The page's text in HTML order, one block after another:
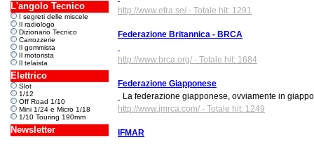
L'angolo Tecnico
I segreti delle miscele
Il radiologo
Dizionario Tecnico
Carrozzerie
Il gommista
Il motorista
Il telaista
Elettrico
Slot
1/12
Off Road 1/10
Mini 1/24 e Micro 1/18
1/10 Touring 190mm
Newsletter
http://www.efra.se/ - Totale hit: 1291
Federazione Britannica - BRCA
http://www.brca.org/ - Totale hit: 1684
Federazione Giapponese
La federazione giapponese, ovviamente in
http://www.jmrca.com/ - Totale hit: 1249
IFMAR